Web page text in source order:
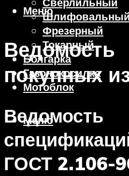
Шлифовальный
Фрезерный
Токарный
Болгарка
Газонокосилка
Мотоблок
Меню
Меню
Ведомость
покупных
Ведомость
ГОСТ 2.106-